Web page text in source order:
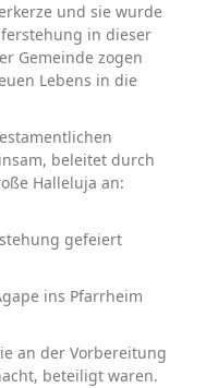
und sie wurde
in dieser
Gemeinde zogen
Lebens in die
beleitet durch
Halleluja an:
gefeiert
ins Pfarrheim
an der Vorbereitung
beteiligt waren.